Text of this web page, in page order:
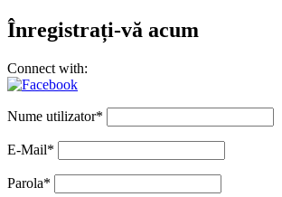
Înregistrați-vă acum
Connect with:
Nume utilizator*
E-Mail*
Parola*